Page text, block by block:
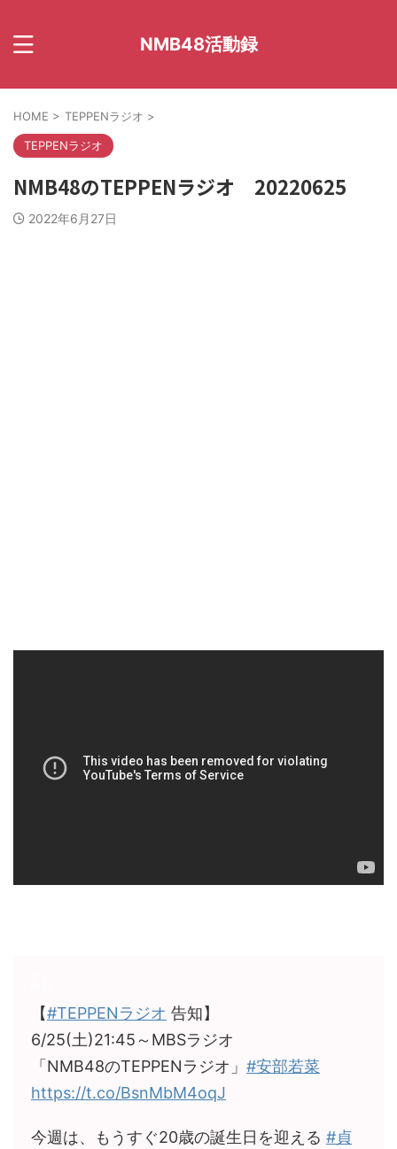
NMB48活動録
HOME > TEPPENラジオ >
TEPPENラジオ
NMB48のTEPPENラジオ 20220625
2022年6月27日
【#TEPPENラジオ 告知】
6/25(土)21:45～MBSラジオ
「NMB48のTEPPENラジオ」 #安部若菜
https://t.co/BsnMbM4oqJ
今週は、もうすぐ20歳の誕生日を迎える #貞